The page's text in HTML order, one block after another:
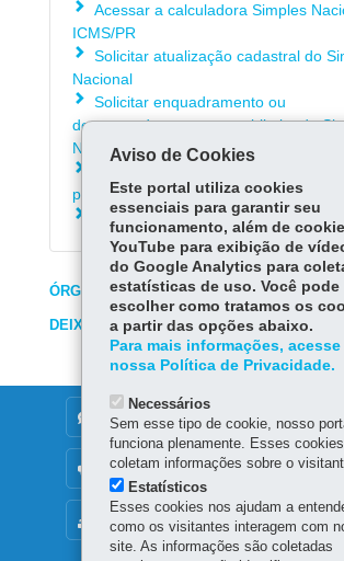
Acessar a calculadora Simples
ICMS/PR
Solicitar atualização cadastral do
Nacional
Solicitar enquadramento ou
desenquadramento no sublimite do
Nacional
pelo Simples Nacional
Saber como entregar a DeSTDA -
ÓRGÃO RESPONSÁVEL
DEIXE SUA OPINIÃO
MAPA DO SITE
DENUNCIE CORRUPÇÃO
OUVIDORIA
Aviso de Cookies
Este portal utiliza cookies
essenciais para garantir seu
funcionamento, além de
YouTube para exibição de
do Google Analytics para
estatísticas de uso. Você pode
escolher como tratamos os
a partir das opções abaixo.
Para mais informações, acesse
nossa Política de Privacidade.
Necessários
Sem esse tipo de cookie, nosso
funciona plenamente. Esses
coletam informações sobre o
Estatísticos
Esses cookies nos ajudam a
como os visitantes interagem com
site. As informações são coletadas